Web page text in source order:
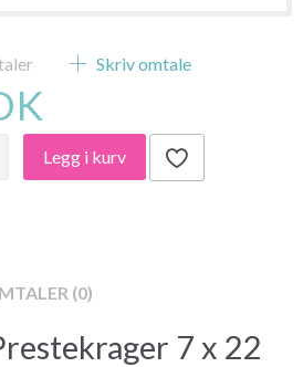
Skriv omtale
Legg i kurv
(0)
7 x 22